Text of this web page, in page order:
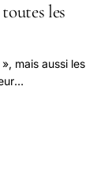
les
mais aussi les